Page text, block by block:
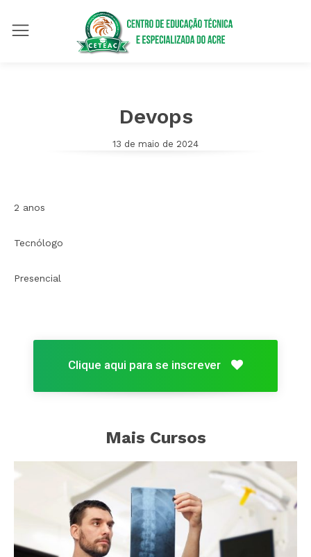
Devops
13 de maio de 2024
2 anos
Tecnólogo
Presencial
Clique aqui para se inscrever
Mais Cursos